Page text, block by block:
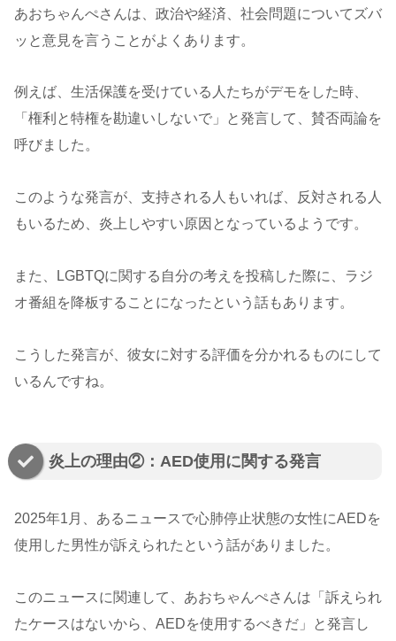
あおちゃんぺさんは、政治や経済、社会問題についてズバ
ッと意見を言うことがよくあります。
例えば、生活保護を受けている人たちがデモをした時、
「権利と特権を勘違いしないで」と発言して、賛否両論を
呼びました。
このような発言が、支持される人もいれば、反対される人
もいるため、炎上しやすい原因となっているようです。
また、LGBTQに関する自分の考えを投稿した際に、ラジ
オ番組を降板することになったという話もあります。
こうした発言が、彼女に対する評価を分かれるものにして
いるんですね。
炎上の理由②：AED使用に関する発言
2025年1月、あるニュースで心肺停止状態の女性にAEDを
使用した男性が訴えられたという話がありました。
このニュースに関連して、あおちゃんぺさんは「訴えられ
たケースはないから、AEDを使用するべきだ」と発言し